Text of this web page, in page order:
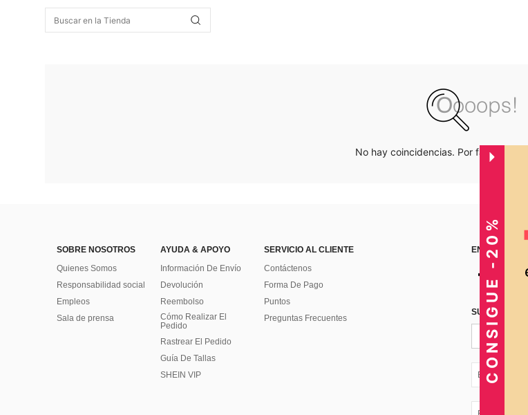
No hay coincidencias. Por favor
SOBRE NOSOTROS
Quienes Somos
Responsabilidad social
Empleos
Sala de prensa
AYUDA & APOYO
Información De Envío
Devolución
Reembolso
Cómo Realizar El
Pedido
Rastrear El Pedido
Guía De Tallas
SHEIN VIP
SERVICIO AL CLIENTE
Contáctenos
Forma De Pago
Puntos
Preguntas Frecuentes
SUSCRÍBETE
EC + 593
CONSIGUE -20%